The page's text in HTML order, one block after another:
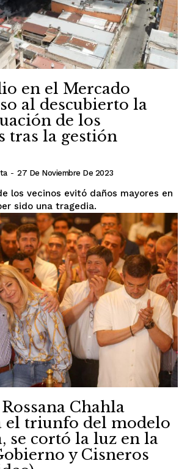
en el Mercado
al descubierto la
de los
tras la gestión
- 27 De Noviembre De 2023
los vecinos evitó daños mayores en
sido una tragedia.
Chahla
el triunfo del modelo
se cortó la luz en la
y Cisneros